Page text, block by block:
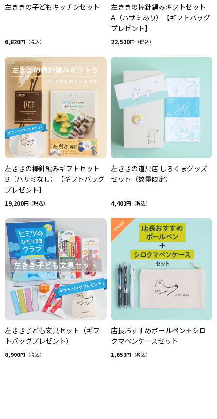
左ききの子どもキッチンセット
6,820円（税込）
左ききの棒針編みギフトセット
A（ハサミあり）【ギフトバッグ
プレゼント】
22,500円（税込）
左ききの棒針編みギフトセット
B（ハサミなし）【ギフトバッグ
プレゼント】
19,200円（税込）
左ききの道具店 しろくまグッズ
セット（数量限定）
4,400円（税込）
左きき子ども文具セット（ギフ
トバッグプレゼント）
8,900円（税込）
店長おすすめボールペン＋シロ
クマペンケースセット
1,650円（税込）